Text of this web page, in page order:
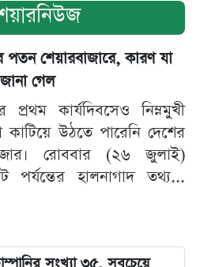
শেয়ারবাজারে, কারণ যা
জানা গেল
প্রথম কার্যদিবসেও নিম্নমুখী
কাটিয়ে উঠতে পারেনি দেশের
রোববার (২৬ জুলাই)
হালনাগাদ তথ্য...